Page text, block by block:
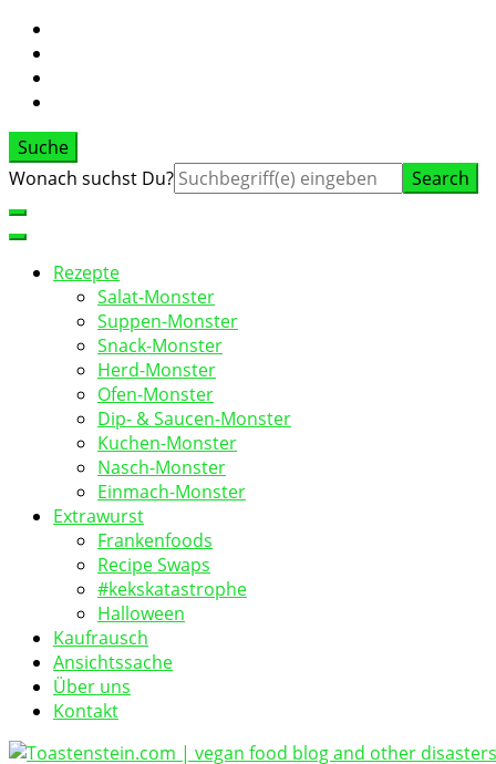
Suche
Suche
Wonach suchst Du?
Rezepte
Salat-Monster
Suppen-Monster
Snack-Monster
Herd-Monster
Ofen-Monster
Dip- & Saucen-Monster
Kuchen-Monster
Nasch-Monster
Einmach-Monster
Extrawurst
Frankenfoods
Recipe Swaps
#kekskatastrophe
Halloween
Kaufrausch
Ansichtssache
Über uns
Kontakt